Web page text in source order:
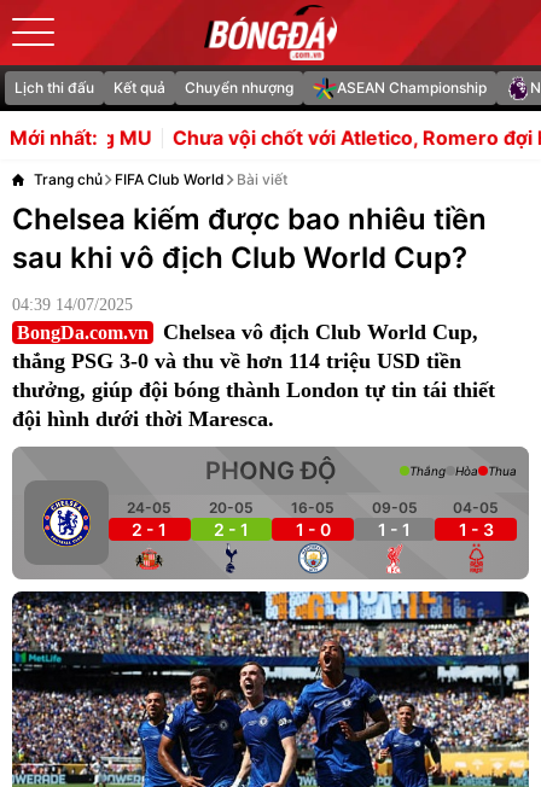
Lịch thi đấu Kết quả Chuyển nhượng ASEAN Championship
Mới nhất:
vội chốt với Atletico, Romero đợi HLV Flick gọi tên
Trang chủ FIFA Club World Bài viết
Chelsea kiếm được bao nhiêu tiền
sau khi vô địch Club World Cup?
04:39 14/07/2025
BongDa.com.vn
Chelsea vô địch Club World Cup,
thắng PSG 3-0 và thu về hơn 114 triệu USD tiền
thưởng, giúp đội bóng thành London tự tin tái thiết
đội hình dưới thời Maresca.
PHONG ĐỘ
24-05
2 - 1
20-05
2 - 1
16-05
1 - 0
09-05
1 - 1
04-05
1 - 3
Thắng Hòa Thua